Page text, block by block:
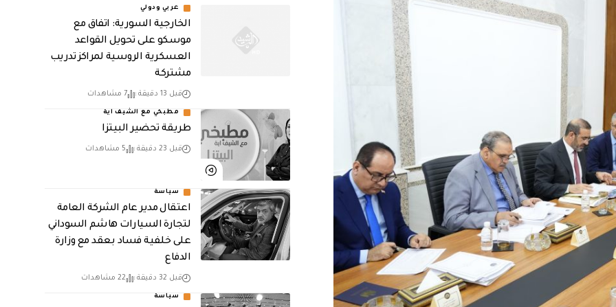
عربي ودولي
الخارجية السورية: اتفاق مع
موسكو على تحويل القواعد
العسكرية الروسية لمراكز تدريب
مشتركة
قبل 13 دقيقة 7 مشاهدات
مطبخي مع الشيف اية
طريقة تحضير البيتزا
قبل 23 دقيقة 5 مشاهدات
سياسة
اعتقال مدير عام الشركة العامة
لتجارة السيارات هاشم السوداني
على خلفية فساد بعقد مع وزارة
الدفاع
قبل 32 دقيقة 22 مشاهدات
سياسة